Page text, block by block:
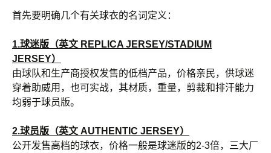
首先要明确几个有关球衣的名词定义：
1.球迷版（英文 REPLICA JERSEY/STADIUM
JERSEY）
由球队和生产商授权发售的低档产品，价格亲民，供球迷
穿着助威用，也可实战，其材质，重量，剪裁和排汗能力
均弱于球员版。
2.球员版（英文 AUTHENTIC JERSEY）
公开发售高档的球衣，价格一般是球迷版的2-3倍，三大厂